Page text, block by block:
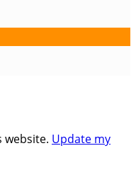
website. Update my